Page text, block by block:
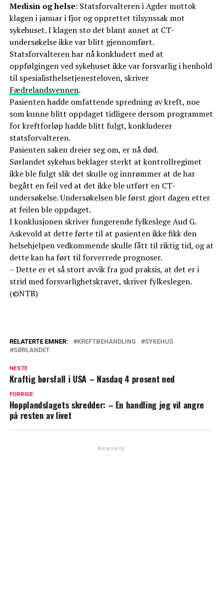
Medisin og helse: Statsforvalteren i Agder mottok
klagen i januar i fjor og opprettet tilsynssak mot
sykehuset. I klagen sto det blant annet at CT-
undersøkelse ikke var blitt gjennomført.
Statsforvalteren har nå konkludert med at
oppfølgingen ved sykehuset ikke var forsvarlig i henhold
til spesialisthelsetjenesteloven, skriver
Fædrelandsvennen.
Pasienten hadde omfattende spredning av kreft, noe
som kunne blitt oppdaget tidligere dersom programmet
for kreftforløp hadde blitt fulgt, konkluderer
statsforvalteren.
Pasienten saken dreier seg om, er nå død.
Sørlandet sykehus beklager sterkt at kontrollregimet
ikke ble fulgt slik det skulle og innrømmer at de har
begått en feil ved at det ikke ble utført en CT-
undersøkelse. Undersøkelsen ble først gjort dagen etter
at feilen ble oppdaget.
I konklusjonen skriver fungerende fylkeslege Aud G.
Askevold at dette førte til at pasienten ikke fikk den
helsehjelpen vedkommende skulle fått til riktig tid, og at
dette kan ha ført til forverrede prognoser.
– Dette er et så stort avvik fra god praksis, at det er i
strid med forsvarlighetskravet, skriver fylkeslegen.
(©NTB)
RELATERTE EMNER: KREFTBEHANDLING
SYKEHUS
SØRLANDET
NESTE
Kraftig børsfall i USA – Nasdaq 4 prosent ned
FORRIGE
Hopplandslagets skredder: – En handling jeg vil angre
på resten av livet
ANNONSE